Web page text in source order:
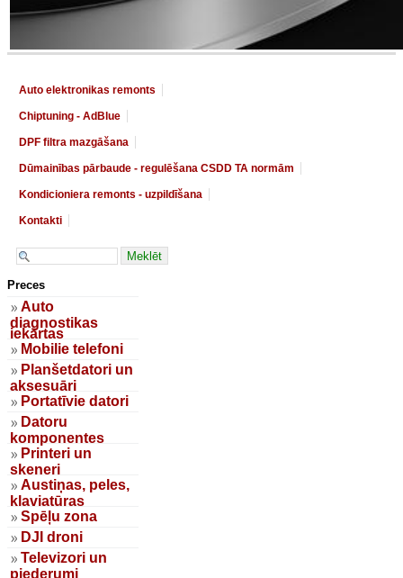
Auto elektronikas remonts
Chiptuning - AdBlue
DPF filtra mazgāšana
Dūmainības pārbaude - regulēšana CSDD TA normām
Kondicioniera remonts - uzpildīšana
Kontakti
Preces
Auto
diagnostikas
iekārtas
Mobilie telefoni
Planšetdatori un
aksesuāri
Portatīvie datori
Datoru
komponentes
Printeri un
skeneri
Austiņas, peles,
klaviatūras
Spēļu zona
DJI droni
Televizori un
piederumi